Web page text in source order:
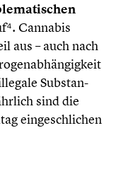
Cannabis
aus – auch nach
Substan­
sind die
einge­schli­chen